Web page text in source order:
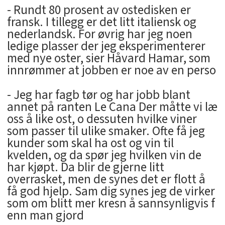
- Rundt 80 prosent av ostedisken er
fransk. I tillegg er det litt italiensk og
nederlandsk. For øvrig har jeg noen
ledige plasser der jeg eksperimenterer
med nye oster, sier Håvard Hamar, som
innrømmer at jobben er noe av en perso
- Jeg har fagb tør og har jobb blant
annet på ranten Le Cana Der måtte vi læ
oss å like ost, o dessuten hvilke viner
som passer til ulike smaker. Ofte få jeg
kunder som skal ha ost og vin til
kvelden, og da spør jeg hvilken vin de
har kjøpt. Da blir de gjerne litt
overrasket, men de synes det er flott å
få god hjelp. Sam dig synes jeg de virker
som om blitt mer kresn å sannsynligvis f
enn man gjord